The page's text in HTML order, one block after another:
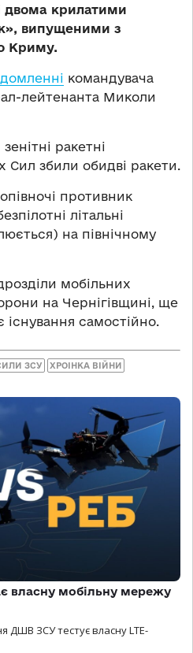
двома крилатими
випущеними з
Криму.
командувача
лейтенанта Миколи
ракетні
Сил збили обидві ракети.
противник
літальні
на північному
мобільних
на Чернігівщині, ще
самостійно.
ЗСУ ХРОІНКА ВІЙНИ
власну мобільну мережу
ДШВ ЗСУ тестує власну LTE-